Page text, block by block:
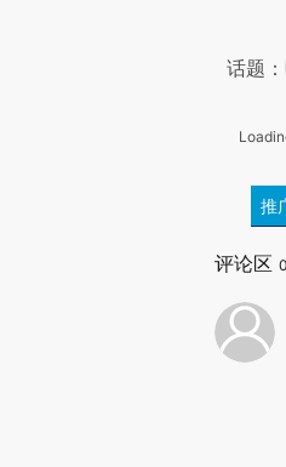
话题：
推
评论区 0